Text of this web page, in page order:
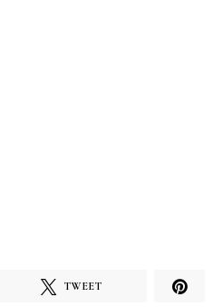
TWEET